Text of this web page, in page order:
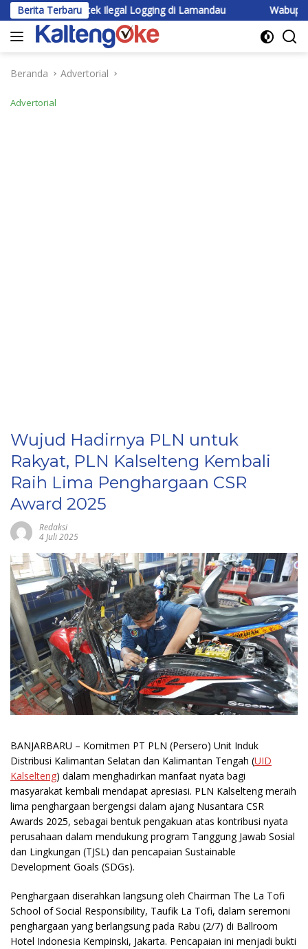
Langsung
ke
konten
Berita Terbaru
Praktek Ilegal Logging di Lamandau Wabup Katingan Beri
Beranda Advertorial
Advertorial
Wujud Hadirnya PLN untuk
Rakyat, PLN Kalselteng Kembali
Raih Lima Penghargaan CSR
Award 2025
Redaksi
4 Juli 2025
BANJARBARU – Komitmen PT PLN (Persero) Unit Induk
Distribusi Kalimantan Selatan dan Kalimantan Tengah (UID
Kalselteng) dalam menghadirkan manfaat nyata bagi
masyarakat kembali mendapat apresiasi. PLN Kalselteng meraih
lima penghargaan bergengsi dalam ajang Nusantara CSR
Awards 2025, sebagai bentuk pengakuan atas kontribusi nyata
perusahaan dalam mendukung program Tanggung Jawab Sosial
dan Lingkungan (TJSL) dan pencapaian Sustainable
Development Goals (SDGs).
Penghargaan diserahkan langsung oleh Chairman The La Tofi
School of Social Responsibility, Taufik La Tofi, dalam seremoni
penghargaan yang berlangsung pada Rabu (2/7) di Ballroom
Hotel Indonesia Kempinski, Jakarta. Pencapaian ini menjadi bukti